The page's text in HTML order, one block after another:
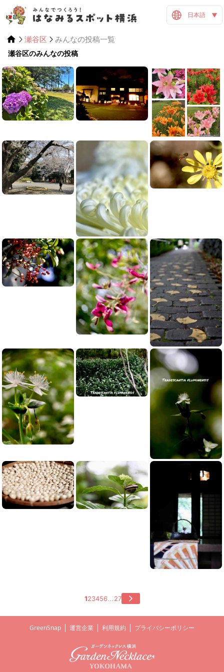
日本語
瀬谷区
みんなの投稿一覧
瀬谷区のみんなの投稿
123456… 27
GreenSnap 運営企業 利用規約 プライバシーポリシー